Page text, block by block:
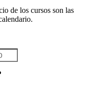
de los cursos son las